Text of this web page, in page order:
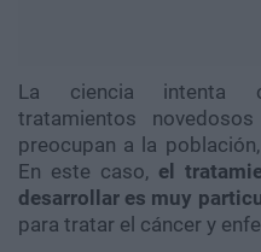
La ciencia intenta
tratamientos
preocupan a la
En este caso, el
desarrollar es muy
para tratar el cáncer y